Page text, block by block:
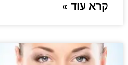
קרא עוד »